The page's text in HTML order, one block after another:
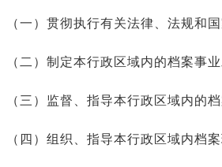
（一）贯彻执行有关法律、法规和
（二）制定本行政区域内的档案事
（三）监督、指导本行政区域内的
（四）组织、指导本行政区域内档